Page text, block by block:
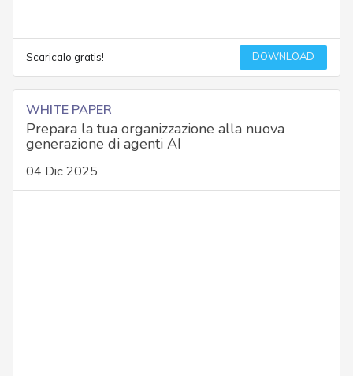
Scaricalo gratis! DOWNLOAD
WHITE PAPER
Prepara la tua organizzazione alla nuova
generazione di agenti AI
04 Dic 2025